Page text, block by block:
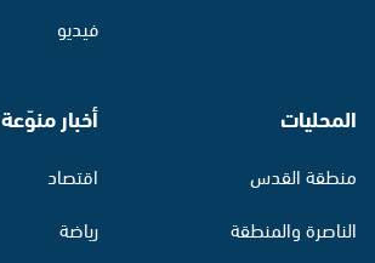
فيديو
المحليات
منطقة القدس
الناصرة والمنطقة
أخبار منوّعة
اقتصاد
رياضة